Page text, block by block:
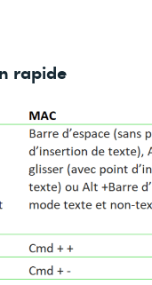
rapide